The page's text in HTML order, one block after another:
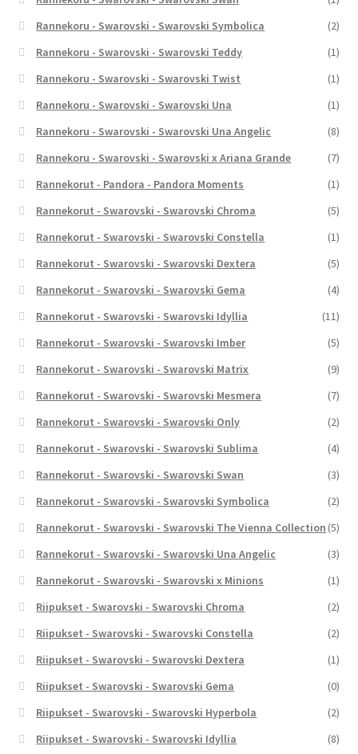
Rannekoru - Swarovski - Swarovski Symbolica
(2)
Rannekoru - Swarovski - Swarovski Teddy
(1)
Rannekoru - Swarovski - Swarovski Twist
(1)
Rannekoru - Swarovski - Swarovski Una
(1)
Rannekoru - Swarovski - Swarovski Una Angelic
(8)
Rannekoru - Swarovski - Swarovski x Ariana Grande
(7)
Rannekorut - Pandora - Pandora Moments
(1)
Rannekorut - Swarovski - Swarovski Chroma
(5)
Rannekorut - Swarovski - Swarovski Constella
(1)
Rannekorut - Swarovski - Swarovski Dextera
(5)
Rannekorut - Swarovski - Swarovski Gema
(4)
Rannekorut - Swarovski - Swarovski Idyllia
(11)
Rannekorut - Swarovski - Swarovski Imber
(5)
Rannekorut - Swarovski - Swarovski Matrix
(9)
Rannekorut - Swarovski - Swarovski Mesmera
(7)
Rannekorut - Swarovski - Swarovski Only
(2)
Rannekorut - Swarovski - Swarovski Sublima
(4)
Rannekorut - Swarovski - Swarovski Swan
(3)
Rannekorut - Swarovski - Swarovski Symbolica
(2)
Rannekorut - Swarovski - Swarovski The Vienna Collection (5)
Rannekorut - Swarovski - Swarovski Una Angelic
(3)
Rannekorut - Swarovski - Swarovski x Minions
(1)
Riipukset - Swarovski - Swarovski Chroma
(2)
Riipukset - Swarovski - Swarovski Constella
(2)
Riipukset - Swarovski - Swarovski Dextera
(1)
Riipukset - Swarovski - Swarovski Gema
(0)
Riipukset - Swarovski - Swarovski Hyperbola
(2)
Riipukset - Swarovski - Swarovski Idyllia
(8)